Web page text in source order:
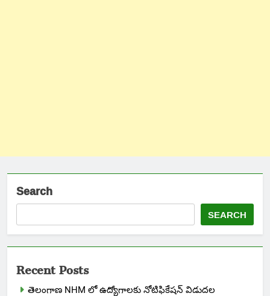
Search
SEARCH
Recent Posts
తెలంగాణ NHM లో ఉద్యోగాలకు నోటిఫికేషన్ విడుదల